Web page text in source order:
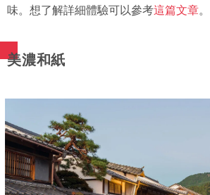
味。想了解詳細體驗可以參考這篇文章。
美濃和紙